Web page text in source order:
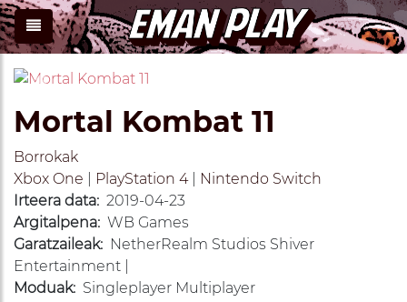
Previous
Mortal Kombat 11
Borrokak
Xbox One
PlayStation 4|
Nintendo Switch
Irteera data: 2019-04-23
Argitalpena: WB Games
Garatzaileak: NetherRealm Studios Shiver
Entertainment |
Moduak: Singleplayer Multiplayer